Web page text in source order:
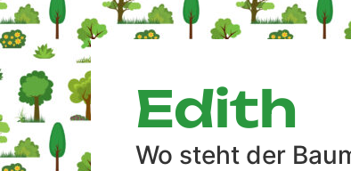
Edith
Wo steht der